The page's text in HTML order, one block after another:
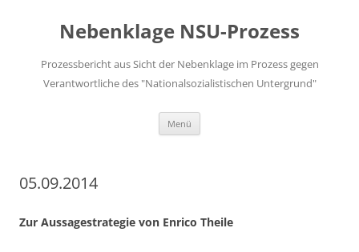
springenNebenklage NSU-Prozess
Prozessbericht aus Sicht der Nebenklage im Prozess gegen
Verantwortliche des "Nationalsozialistischen Untergrund"
Menü
05.09.2014
Zur Aussagestrategie von Enrico Theile